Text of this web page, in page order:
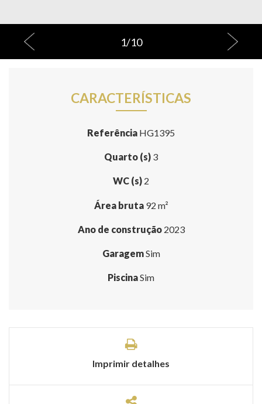
1/10
CARACTERÍSTICAS
Referência HG1395
Quarto (s) 3
WC (s) 2
Área bruta92 m²
Ano de construção2023
GaragemSim
PiscinaSim
Imprimir detalhes